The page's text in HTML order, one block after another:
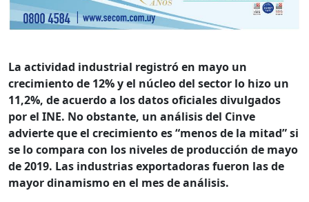
La actividad industrial registró en mayo un
crecimiento de 12% y el núcleo del sector lo hizo un
11,2%, de acuerdo a los datos oficiales divulgados
por el INE. No obstante, un análisis del Cinve
advierte que el crecimiento es “menos de la mitad” si
se lo compara con los niveles de producción de mayo
de 2019. Las industrias exportadoras fueron las de
mayor dinamismo en el mes de análisis.